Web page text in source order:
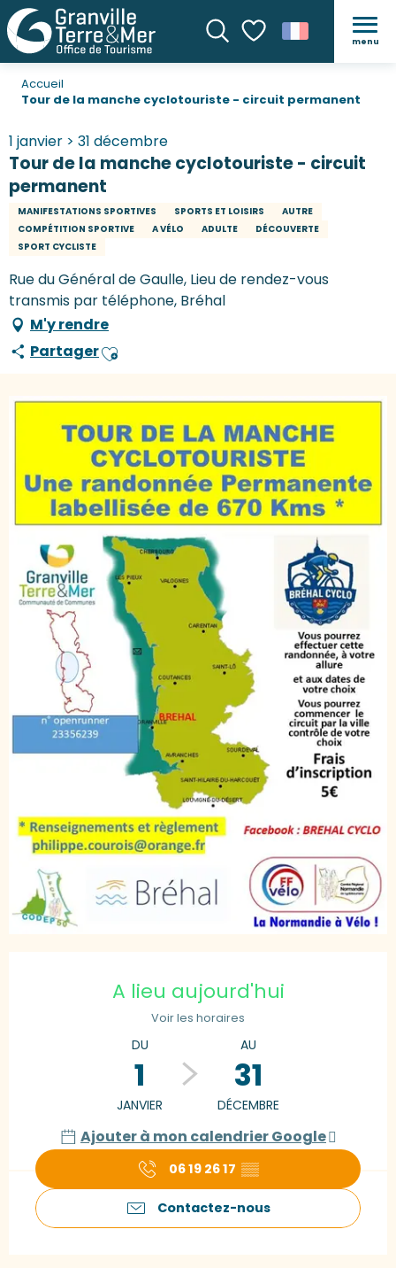
Recherche
Voir les favoris
menu
Accueil
Tour de la manche cyclotouriste - circuit permanent
1 janvier > 31 décembre
Tour de la manche cyclotouriste - circuit
permanent
MANIFESTATIONS SPORTIVES SPORTS ET LOISIRS
AUTRE
COMPÉTITION SPORTIVE
A VÉLO ADULTE
DÉCOUVERTE
SPORT CYCLISTE
Rue du Général de Gaulle, Lieu de rendez-vous
transmis par téléphone, Bréhal
M'y rendre
PartagerAjouter aux favoris
A lieu aujourd'hui
Voir les horaires
DU
1
JANVIER
AU
31
DÉCEMBRE
Ajouter à mon calendrier Google
06 19 26 17 ▒▒
Contactez-nous